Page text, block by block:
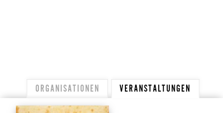
ORGANISATIONEN VERANSTALTUNGEN